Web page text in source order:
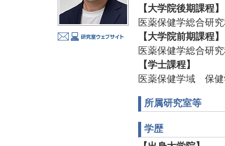
【大学院後期課程】
医薬保健学総合研
【大学院前期課程】
医薬保健学総合研
【学士課程】
医薬保健学域 保
所属研究室等
学歴